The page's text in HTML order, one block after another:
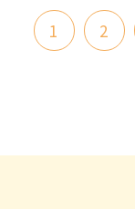
1 2